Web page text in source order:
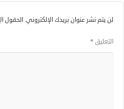
لن يتم نشر عنوان بريدك الإلكتروني. الحقول
التعليق *